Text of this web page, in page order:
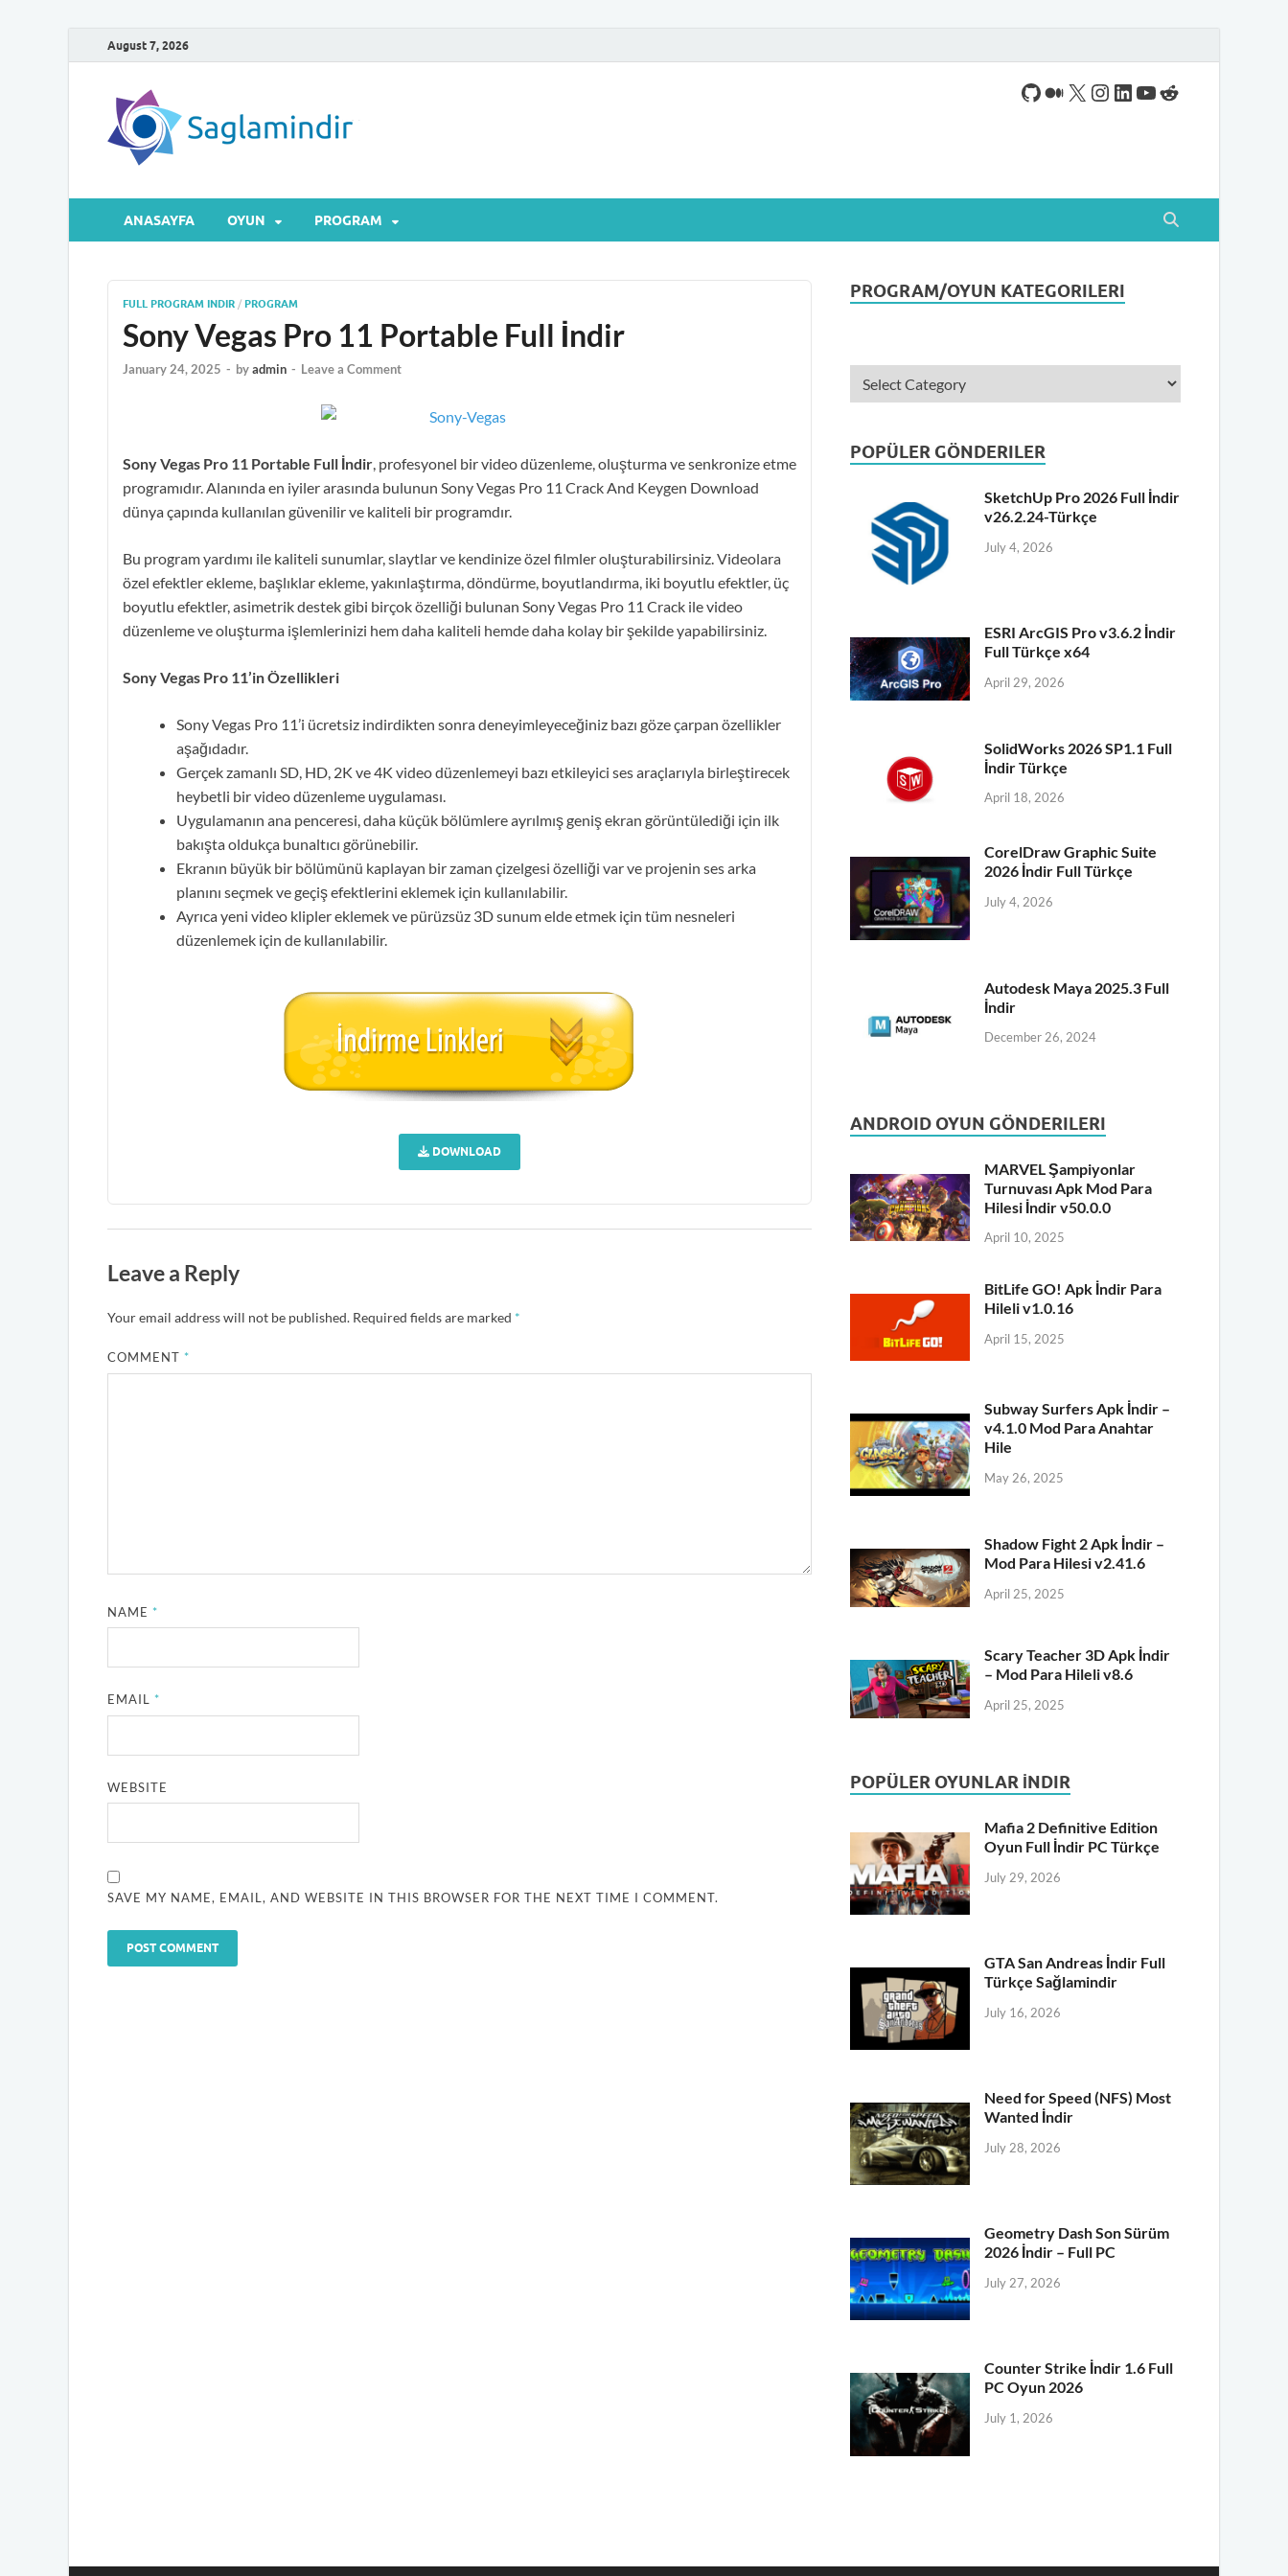
August 7, 2026
ANASAYFA OYUN PROGRAM
FULL PROGRAM INDIR / PROGRAM
Sony Vegas Pro 11 Portable Full İndir
January 24, 2025 - byadmin - Leave a Comment
Sony Vegas Pro 11 Portable Full İndir, profesyonel bir video düzenleme, oluşturma ve senkronize etme
programıdır. Alanında en iyiler arasında bulunun Sony Vegas Pro 11 Crack And Keygen Download
dünya çapında kullanılan güvenilir ve kaliteli bir programdır.
Bu program yardımı ile kaliteli sunumlar, slaytlar ve kendinize özel filmler oluşturabilirsiniz. Videolara
özel efektler ekleme, başlıklar ekleme, yakınlaştırma, döndürme, boyutlandırma, iki boyutlu efektler, üç
boyutlu efektler, asimetrik destek gibi birçok özelliği bulunan Sony Vegas Pro 11 Crack ile video
düzenleme ve oluşturma işlemlerinizi hem daha kaliteli hemde daha kolay bir şekilde yapabilirsiniz.
Sony Vegas Pro 11’in Özellikleri
Sony Vegas Pro 11’i ücretsiz indirdikten sonra deneyimleyeceğiniz bazı göze çarpan özellikler
aşağıdadır.
Gerçek zamanlı SD, HD, 2K ve 4K video düzenlemeyi bazı etkileyici ses araçlarıyla birleştirecek
heybetli bir video düzenleme uygulaması.
Uygulamanın ana penceresi, daha küçük bölümlere ayrılmış geniş ekran görüntülediği için ilk
bakışta oldukça bunaltıcı görünebilir.
Ekranın büyük bir bölümünü kaplayan bir zaman çizelgesi özelliği var ve projenin ses arka
planını seçmek ve geçiş efektlerini eklemek için kullanılabilir.
Ayrıca yeni video klipler eklemek ve pürüzsüz 3D sunum elde etmek için tüm nesneleri
düzenlemek için de kullanılabilir.
DOWNLOAD
Leave a Reply
Your email address will not be published. Required fields are marked *
COMMENT*
NAME*
EMAIL*
WEBSITE
SAVE MY NAME, EMAIL, AND WEBSITE IN THIS BROWSER FOR THE NEXT TIME I COMMENT.
PROGRAM/OYUN KATEGORILERI
POPÜLER GÖNDERILER
SketchUp Pro 2026 Full İndir
v26.2.24-Türkçe
July 4, 2026
ESRI ArcGIS Pro v3.6.2 İndir
Full Türkçe x64
April 29, 2026
SolidWorks 2026 SP1.1 Full
İndir Türkçe
April 18, 2026
CorelDraw Graphic Suite
2026 İndir Full Türkçe
July 4, 2026
Autodesk Maya 2025.3 Full
İndir
December 26, 2024
ANDROID OYUN GÖNDERILERI
MARVEL Şampiyonlar
Turnuvası Apk Mod Para
Hilesi İndir v50.0.0
April 10, 2025
BitLife GO! Apk İndir Para
Hileli v1.0.16
April 15, 2025
Subway Surfers Apk İndir –
v4.1.0 Mod Para Anahtar
Hile
May 26, 2025
Shadow Fight 2 Apk İndir –
Mod Para Hilesi v2.41.6
April 25, 2025
Scary Teacher 3D Apk İndir
– Mod Para Hileli v8.6
April 25, 2025
POPÜLER OYUNLAR İNDIR
Mafia 2 Definitive Edition
Oyun Full İndir PC Türkçe
July 29, 2026
GTA San Andreas İndir Full
Türkçe Sağlamindir
July 16, 2026
Need for Speed (NFS) Most
Wanted İndir
July 28, 2026
Geometry Dash Son Sürüm
2026 İndir – Full PC
July 27, 2026
Counter Strike İndir 1.6 Full
PC Oyun 2026
July 1, 2026